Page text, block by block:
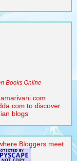
Books Online